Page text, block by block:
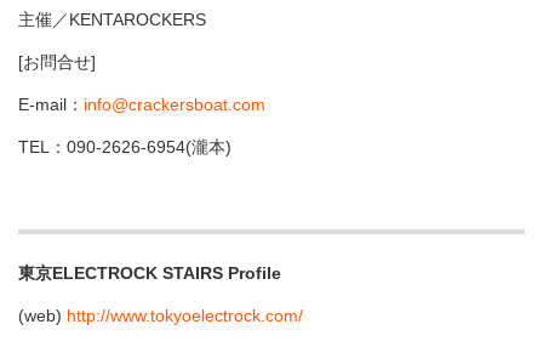
主催／KENTAROCKERS
[お問合せ]
E-mail： info@crackersboat.com
TEL：090-2626-6954(瀧本)
東京ELECTROCK STAIRS Profile
(web) http://www.tokyoelectrock.com/